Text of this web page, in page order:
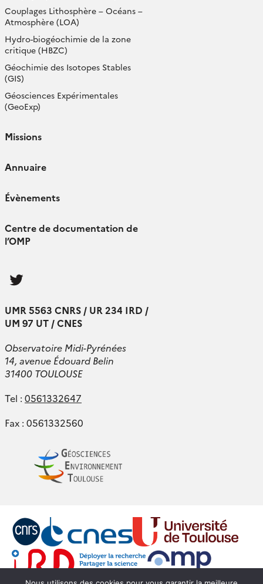
Couplages Lithosphère – Océans –
Atmosphère (LOA)
Hydro-biogéochimie de la zone
critique (HBZC)
Géochimie des Isotopes Stables
(GIS)
Géosciences Expérimentales
(GeoExp)
Missions
Annuaire
Évènements
Centre de documentation de
l’OMP
UMR 5563 CNRS / UR 234 IRD /
UM 97 UT / CNES
Observatoire Midi-Pyrénées
14, avenue Édouard Belin
31400 TOULOUSE
Tel : 0561332647
Fax : 0561332560